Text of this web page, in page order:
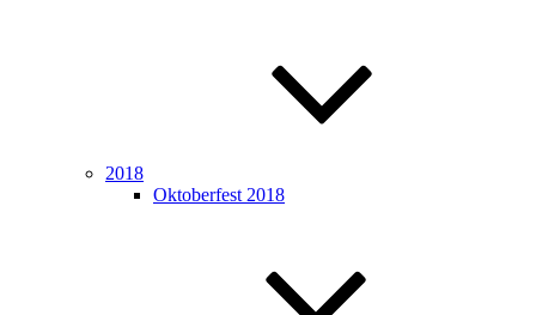
2018
Oktoberfest 2018